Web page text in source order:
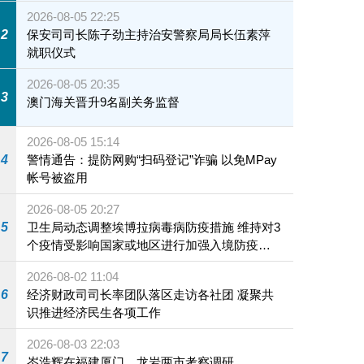
2
2026-08-05 22:25
保安司司长陈子劲主持治安警察局局长伍素萍
就职仪式
3
2026-08-05 20:35
澳门海关晋升9名副关务监督
4
2026-08-05 15:14
警情通告：提防网购“扫码登记”诈骗 以免MPay
帐号被盗用
5
2026-08-05 20:27
卫生局动态调整埃博拉病毒病防疫措施 维持对3
个疫情受影响国家或地区进行加强入境防疫措
施
6
2026-08-02 11:04
经济财政司司长率团队落区走访各社团 凝聚共
识推进经济民生各项工作
7
2026-08-03 22:03